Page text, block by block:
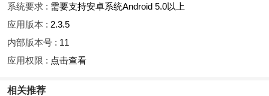
系统要求 : 需要支持安卓系统Android 5.0以上
应用版本 : 2.3.5
内部版本号 : 11
应用权限 : 点击查看
相关推荐